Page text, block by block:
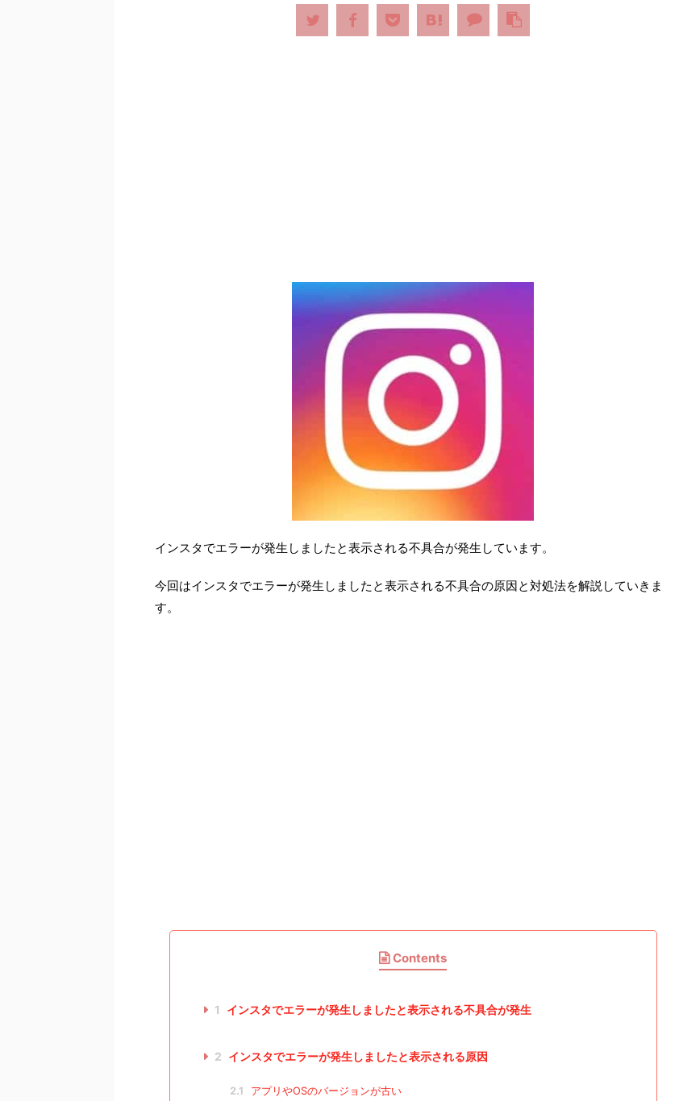
インスタでエラーが発生しましたと表示される不具合が発生しています。
今回はインスタでエラーが発生しましたと表示される不具合の原因と対処法を解説していきま
す。
Contents
1 インスタでエラーが発生しましたと表示される不具合が発生
2 インスタでエラーが発生しましたと表示される原因
2.1 アプリやOSのバージョンが古い